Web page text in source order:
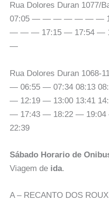
Rua Dolores Duran
07:05 — — — — — — —
— — — 17:15 — 17:54 —
—
Rua Dolores Duran 1068-
— 06:55 — 07:34 08:13
— 12:19 — 13:00 13:41
— 17:43 — 18:22 — 19:04
22:39
Sábado Horario de
Viagem de ida.
A – RECANTO DOS